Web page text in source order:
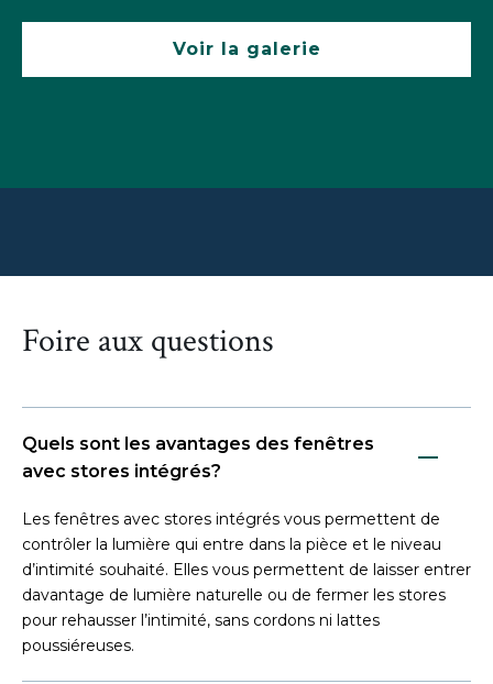
Voir la galerie
Foire aux questions
Quels sont les avantages des fenêtres
avec stores intégrés?
Les fenêtres avec stores intégrés vous permettent de
contrôler la lumière qui entre dans la pièce et le niveau
d’intimité souhaité. Elles vous permettent de laisser entrer
davantage de lumière naturelle ou de fermer les stores
pour rehausser l’intimité, sans cordons ni lattes
poussiéreuses.